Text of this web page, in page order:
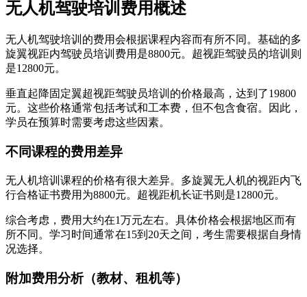
无人机驾驶培训费用概述
无人机驾驶培训的费用会根据课程内容而有所不同。基础的多
旋翼视距内驾驶员培训费用是8800元。超视距驾驶员的培训则
是12800元。
垂直起降固定翼超视距驾驶员培训的价格最高，达到了19800
元。这些价格通常包括考试和工本费，但不包含食宿。因此，
学员在预算时需要考虑这些因素。
不同课程的费用差异
无人机培训课程的价格有很大差异。多旋翼无人机的视距内飞
行合格证书费用为8800元。超视距机长证书则是12800元。
综合考虑，费用大约在1万元左右。具体价格会根据地区而有
所不同。学习时间通常在15到20天之间，考生需要根据自身情
况选择。
附加费用分析（教材、租机等）